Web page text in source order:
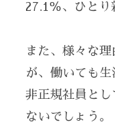
27.1％、ひとり
また、様々な
が、働いても生
非正規社員とし
ないでしょう。